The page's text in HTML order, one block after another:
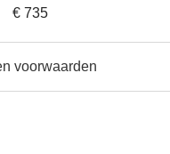
€ 735
voorwaarden